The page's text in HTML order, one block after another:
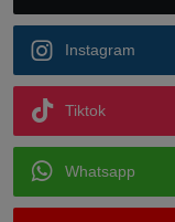
Instagram
Tiktok
Whatsapp